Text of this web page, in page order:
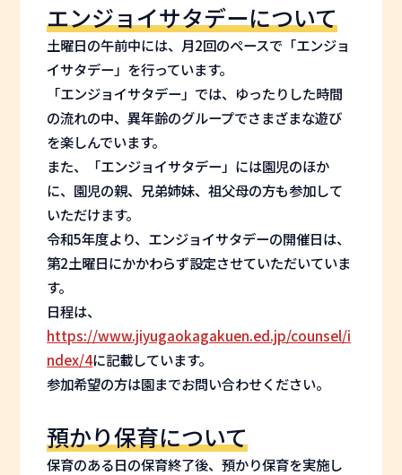
エンジョイサタデーについて
土曜日の午前中には、月2回のペースで「エンジョ
イサタデー」を行っています。
「エンジョイサタデー」では、ゆったりした時間
の流れの中、異年齢のグループでさまざまな遊び
を楽しんでいます。
また、「エンジョイサタデー」には園児のほか
に、園児の親、兄弟姉妹、祖父母の方も参加して
いただけます。
令和5年度より、エンジョイサタデーの開催日は、
第2土曜日にかかわらず設定させていただいていま
す。
日程は、
https://www.jiyugaokagakuen.ed.jp/counsel/i
ndex/4に記載しています。
参加希望の方は園までお問い合わせください。
預かり保育について
保育のある日の保育終了後、預かり保育を実施し